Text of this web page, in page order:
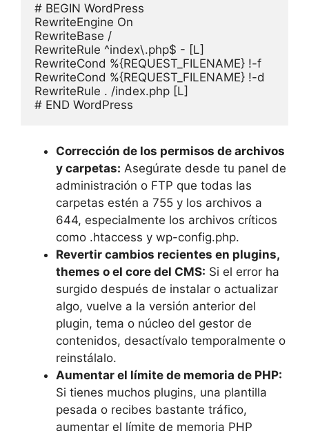
# BEGIN WordPress
RewriteEngine On
RewriteBase /
RewriteRule ^index\.php$ - [L]
RewriteCond %{REQUEST_FILENAME} !-f
RewriteCond %{REQUEST_FILENAME} !-d
RewriteRule . /index.php [L]
Corrección de los permisos de archivos
y carpetas: Asegúrate desde tu panel de
administración o FTP que todas las
carpetas estén a 755 y los archivos a
644, especialmente los archivos críticos
como .htaccess y wp-config.php.
Revertir cambios recientes en plugins,
themes o el core del CMS: Si el error ha
surgido después de instalar o actualizar
algo, vuelve a la versión anterior del
plugin, tema o núcleo del gestor de
contenidos, desactívalo temporalmente o
reinstálalo.
Aumentar el límite de memoria de PHP:
Si tienes muchos plugins, una plantilla
pesada o recibes bastante tráfico,
aumentar el límite de memoria PHP